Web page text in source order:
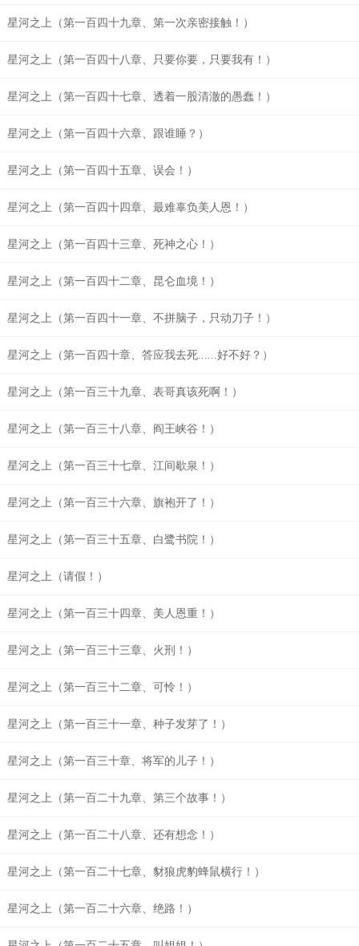
星河之上（第一百四十九章、第一次亲密接触！）
星河之上（第一百四十八章、只要你要，只要我有！）
星河之上（第一百四十七章、透着一股清澈的愚蠢！）
星河之上（第一百四十六章、跟谁睡？）
星河之上（第一百四十五章、误会！）
星河之上（第一百四十四章、最难辜负美人恩！）
星河之上（第一百四十三章、死神之心！）
星河之上（第一百四十二章、昆仑血境！）
星河之上（第一百四十一章、不拼脑子，只动刀子！）
星河之上（第一百四十章、答应我去死......好不好？）
星河之上（第一百三十九章、表哥真该死啊！）
星河之上（第一百三十八章、阎王峡谷！）
星河之上（第一百三十七章、江间歇泉！）
星河之上（第一百三十六章、旗袍开了！）
星河之上（第一百三十五章、白鹭书院！）
星河之上（请假！）
星河之上（第一百三十四章、美人恩重！）
星河之上（第一百三十三章、火刑！）
星河之上（第一百三十二章、可怜！）
星河之上（第一百三十一章、种子发芽了！）
星河之上（第一百三十章、将军的儿子！）
星河之上（第一百二十九章、第三个故事！）
星河之上（第一百二十八章、还有想念！）
星河之上（第一百二十七章、豺狼虎豹蜂鼠横行！）
星河之上（第一百二十六章、绝路！）